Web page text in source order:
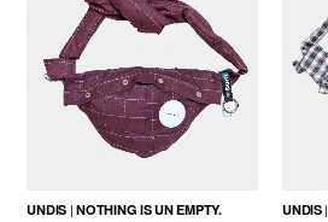
UNDIS NOTHING IS UN EMPTY. UNDIS